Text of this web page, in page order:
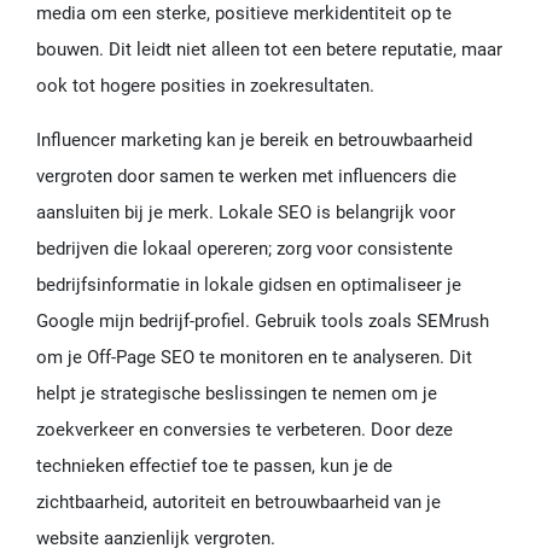
media om een sterke, positieve merkidentiteit op te
bouwen. Dit leidt niet alleen tot een betere reputatie, maar
ook tot hogere posities in zoekresultaten.
Influencer marketing kan je bereik en betrouwbaarheid
vergroten door samen te werken met influencers die
aansluiten bij je merk. Lokale SEO is belangrijk voor
bedrijven die lokaal opereren; zorg voor consistente
bedrijfsinformatie in lokale gidsen en optimaliseer je
Google mijn bedrijf-profiel. Gebruik tools zoals SEMrush
om je Off-Page SEO te monitoren en te analyseren. Dit
helpt je strategische beslissingen te nemen om je
zoekverkeer en conversies te verbeteren. Door deze
technieken effectief toe te passen, kun je de
zichtbaarheid, autoriteit en betrouwbaarheid van je
website aanzienlijk vergroten.